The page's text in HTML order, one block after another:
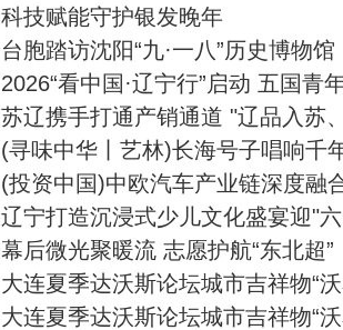
科技赋能守护银发晚年
台胞踏访沈阳“九·一八”历史博物馆
2026“看中国·辽宁行”启动 五国青
苏辽携手打通产销通道 "辽品入苏
(寻味中华丨艺林)长海号子唱响千
(投资中国)中欧汽车产业链深度融
辽宁打造沉浸式少儿文化盛宴迎"
幕后微光聚暖流 志愿护航“东北超”
大连夏季达沃斯论坛城市吉祥物“
大连夏季达沃斯论坛城市吉祥物“